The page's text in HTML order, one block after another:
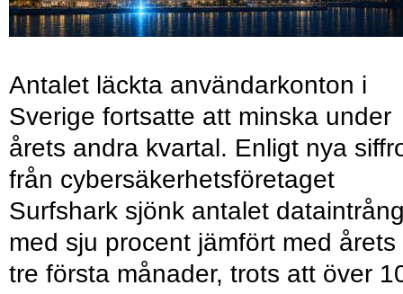
Antalet läckta användarkonton i
Sverige fortsatte att minska under
årets andra kvartal. Enligt nya
från cybersäkerhetsföretaget
Surfshark sjönk antalet
med sju procent jämfört med årets
tre första månader, trots att över